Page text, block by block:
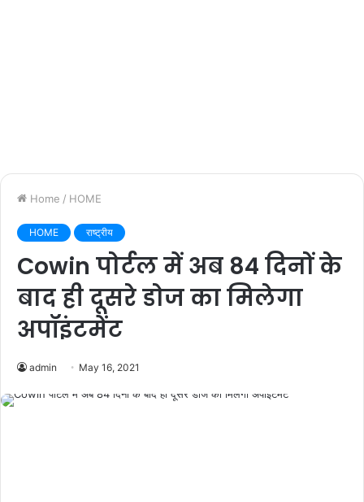
Home / HOME
HOME राष्ट्रीय
Cowin पोर्टल में अब 84 दिनों के
बाद ही दूसरे डोज का मिलेगा
अपॉइंटमेंट
admin May 16, 2021